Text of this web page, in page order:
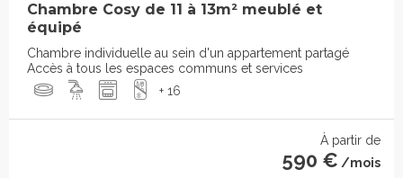
Chambre Cosy de 11 à 13m² meublé et
équipé
Chambre individuelle au sein d'un appartement partagé
Accès à tous les espaces communs et services
+ 16
À partir de
590 € /mois